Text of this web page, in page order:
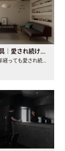
世界の名作家具｜愛され続ける理由と一生モノとの出会い方